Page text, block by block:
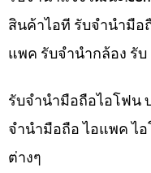
สินค้าไอที รับจำนำมือ
แพค รับจำนำกล้อง รับ
รับจำนำมือถือไอโฟน
จำนำมือถือ ไอแพค ไ
ต่างๆ